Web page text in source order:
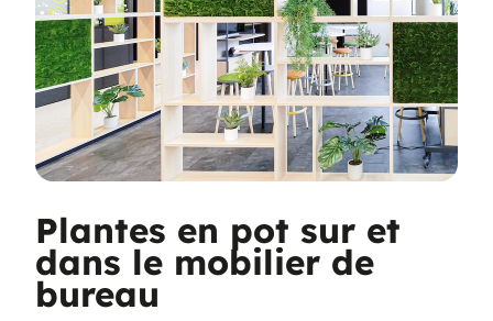
Plantes en pot sur et
dans le mobilier de
bureau